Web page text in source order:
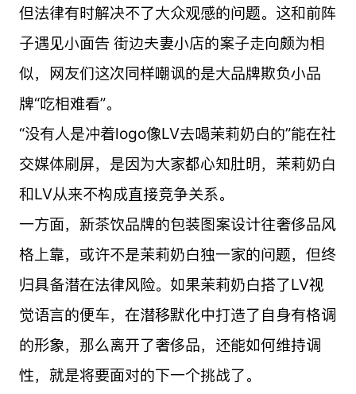
但法律有时解决不了大众观感的问题。这和前阵
子遇见小面告 街边夫妻小店的案子走向颇为相
似，网友们这次同样嘲讽的是大品牌欺负小品
牌“吃相难看”。
“没有人是冲着logo像LV去喝茉莉奶白的”能在社
交媒体刷屏，是因为大家都心知肚明，茉莉奶白
和LV从来不构成直接竞争关系。
一方面，新茶饮品牌的包装图案设计往奢侈品风
格上靠，或许不是茉莉奶白独一家的问题，但终
归具备潜在法律风险。如果茉莉奶白搭了LV视
觉语言的便车，在潜移默化中打造了自身有格调
的形象，那么离开了奢侈品，还能如何维持调
性，就是将要面对的下一个挑战了。